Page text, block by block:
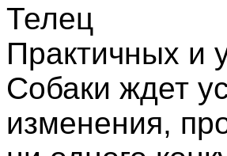
Телец
Практичных и
Собаки ждет
изменения,